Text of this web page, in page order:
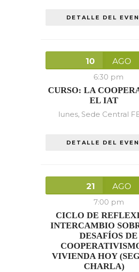
DETALLE DEL
10 AGO
6:30 pm
CURSO: LA
EL IAT
lunes, Sede Central
DETALLE DEL
21 AGO
7:00 pm
CICLO DE
INTERCAMBIO
DESAFÍOS DE
VIVIENDA HOY
CHARLA)